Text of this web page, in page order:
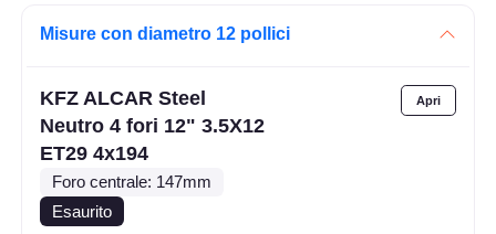
Misure con diametro 12 pollici
KFZ ALCAR Steel
Neutro 4 fori 12" 3.5X12
ET29 4x194
Foro centrale: 147mm
Esaurito